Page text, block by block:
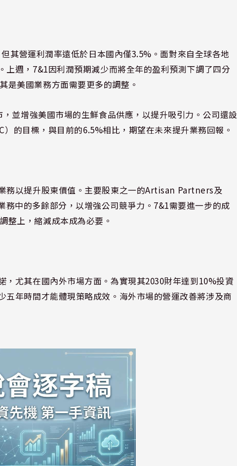
其營運利潤率遠低於日本國內僅3.5%。面對來自全球各地
上週，7&1因利潤預期減少而將全年的盈利預測下調了四分
是美國業務方面需要更多的調整。
並增強美國市場的生鮮食品供應，以提升吸引力。公司還設
的目標，與目前的6.5%相比，期望在未來提升業務回報。
務以提升股東價值。主要股東之一的Artisan Partners及
中的多餘部分，以增強公司競爭力。7&1需要進一步的成
整上，縮減成本成為必要。
尤其在國內外市場方面。為實現其2030財年達到10%投資
年時間才能體現策略成效。海外市場的營運改善將涉及商